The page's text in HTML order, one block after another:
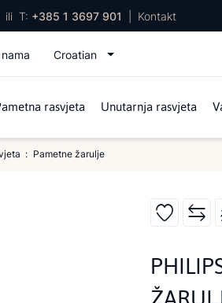
ili T: +385 1 3697 901 Kontakt
Croatian
rasvjeta Unutarnja rasvjeta
Pametne žarulje